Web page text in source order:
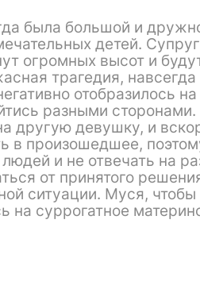
была большой и
детей.
огромных высот и
трагедия,
отобразилось
разными
другую девушку, и
в произошедшее,
и не отвечать на
от принятого
ситуации. Муся, чтобы
на суррогатное